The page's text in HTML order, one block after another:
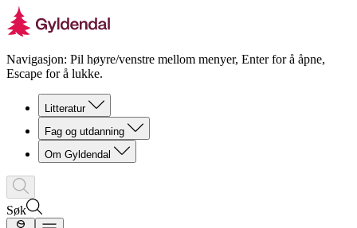
Navigasjon: Pil høyre/venstre mellom menyer, Enter for å åpne,
Escape for å lukke.
Litteratur
Fag og utdanning
Om Gyldendal
Søk